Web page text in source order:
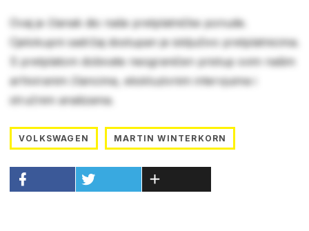
Ovaj je članak dio naše pretplatničke ponude.
Cjelokupni sadržaj dostupan je isključivo pretplatnicima.
S pretplatom dobivate neograničen pristup svim našim
arhiviranim člancima, ekskluzivnim intervjuima i
stručnim analizama.
VOLKSWAGEN MARTIN WINTERKORN